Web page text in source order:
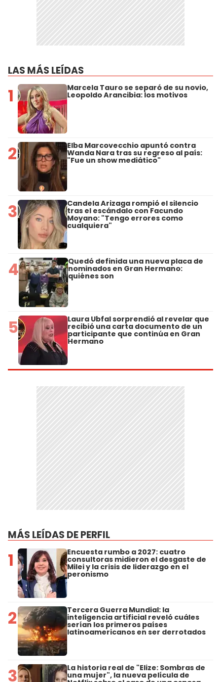
LAS MÁS LEÍDAS
1 Marcela Tauro se separó de su novio,
Leopoldo Arancibia: los motivos
2 Elba Marcovecchio apuntó contra
Wanda Nara tras su regreso al país:
"Fue un show mediático"
3 Candela Arizaga rompió el silencio
tras el escándalo con Facundo
Moyano: "Tengo errores como
cualquiera"
4 Quedó definida una nueva placa de
nominados en Gran Hermano:
quiénes son
5 Laura Ubfal sorprendió al revelar que
recibió una carta documento de un
participante que continúa en Gran
Hermano
MÁS LEÍDAS DE PERFIL
1 Encuesta rumbo a 2027: cuatro
consultoras midieron el desgaste de
Milei y la crisis de liderazgo en el
peronismo
2 Tercera Guerra Mundial: la
inteligencia artificial reveló cuáles
serían los primeros países
latinoamericanos en ser derrotados
3 La historia real de "Elize: Sombras de
una mujer", la nueva película de